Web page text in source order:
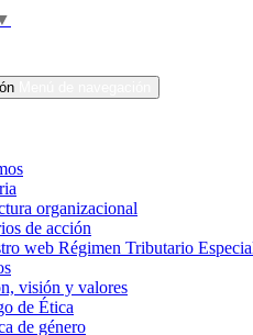
organizacional
de acción
web Régimen Tributario
visión y valores
de Ética
de género